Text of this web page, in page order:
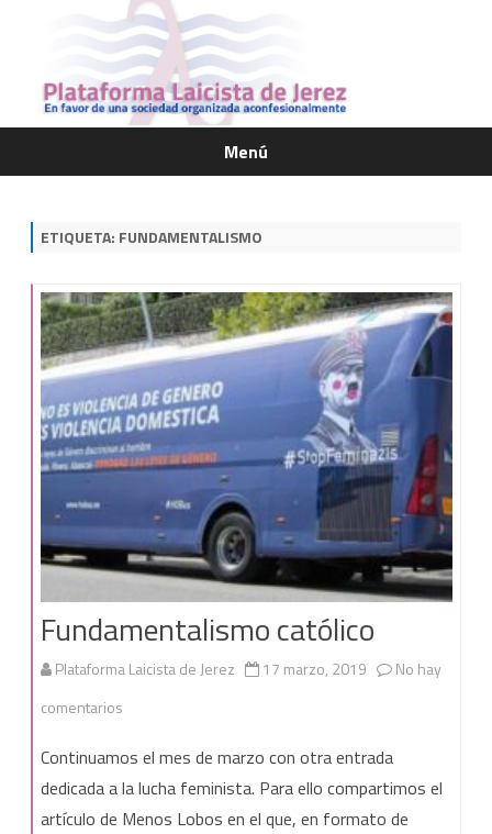
Menú
Saltar
ETIQUETA: FUNDAMENTALISMO
Fundamentalismo católico
Plataforma Laicista de Jerez 17 marzo, 2019
No hay
comentarios
católico
Continuamos el mes de marzo con otra entrada
dedicada a la lucha feminista. Para ello compartimos el
artículo de Menos Lobos en el que, en formato de